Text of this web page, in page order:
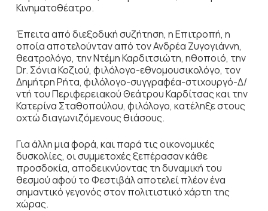
Κινηματοθέατρο.
Έπειτα από διεξοδική συζήτηση, η Επιτροπή, η
οποία αποτελούνταν από τον Ανδρέα Ζυγογιάννη,
θεατρολόγο, την Ντέμη Καρδιτσιώτη, ηθοποιό, την
Dr. Σόνια Κοζιού, φιλόλογο-εθνομουσικολόγο, τον
Δημήτρη Ρήτα, φιλόλογο-συγγραφέα-στιχουργό-Δ/
ντή του Περιφερειακού Θεάτρου Καρδίτσας και την
Κατερίνα Σταθοπούλου, φιλόλογο, κατέληξε στους
οχτώ διαγωνιζόμενους θιάσους.
Για άλλη μια φορά, και παρά τις οικονομικές
δυσκολίες, οι συμμετοχές ξεπέρασαν κάθε
προσδοκία, αποδεικνύοντας τη δυναμική του
θεσμού αφού το Φεστιβάλ αποτελεί πλέον ένα
σημαντικό γεγονός στον πολιτιστικό χάρτη της
χώρας.